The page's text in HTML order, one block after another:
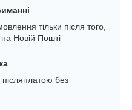
тільки після того,
Новій Пошті
без